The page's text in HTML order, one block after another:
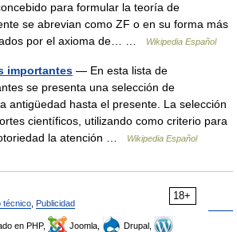
para formular la teoría de
se abrevian como ZF o en su forma más
por el axioma de… …
Wikipedia Español
importantes — En esta lista de
se presenta una selección de
antigüedad hasta el presente. La selección
científicos, utilizando como criterio para
la atención …
Wikipedia Español
18+
técnico, Publicidad
en PHP, Joomla,
Drupal,